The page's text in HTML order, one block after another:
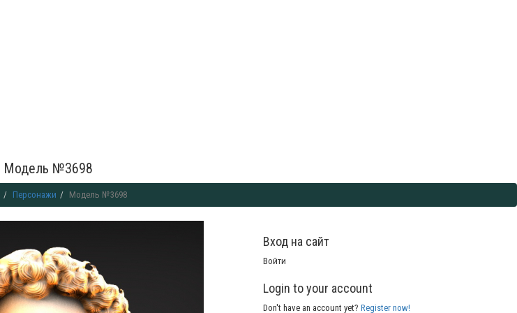
Модель №3698
Персонажи Модель №3698
Вход на сайт
Войти
Login to your account
Don't have an account yet? Register now!